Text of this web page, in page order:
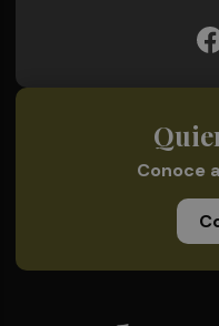
Conoce